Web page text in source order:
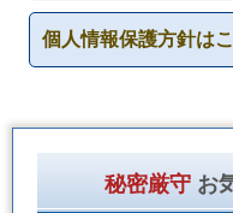
個人情報保護方針は
秘密厳守 お